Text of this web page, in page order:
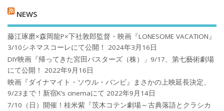
NEWS
藤江琢磨×森岡龍P×下社敦郎監督・映画『LONESOME VACATION』
3/10シネマスコーレにて公開！
2024年3月16日
DIY映画『帰ってきた宮田バスターズ（株）」9/17、第七藝術劇場
にて公開！
2022年9月16日
映画『ダイナマイト・ソウル・バンビ』まさかの上映延長決定、
9/23まで！新宿K’s cinemaにて 2022年9月14日
7/10（日）開催！桂米紫『茨木コテン劇場～古典落語とクラシカ